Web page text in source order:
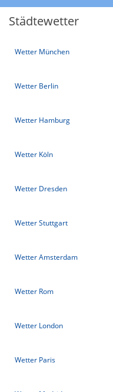
Städtewetter
Wetter München
Wetter Berlin
Wetter Hamburg
Wetter Köln
Wetter Dresden
Wetter Stuttgart
Wetter Amsterdam
Wetter Rom
Wetter London
Wetter Paris